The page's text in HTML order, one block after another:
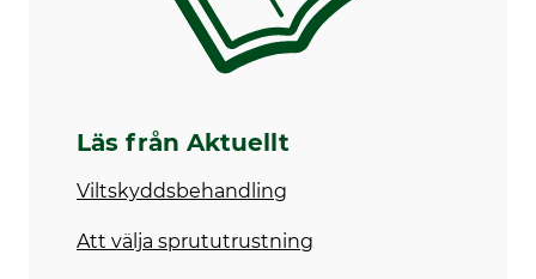
Läs från Aktuellt
Viltskyddsbehandling
Att välja sprututrustning